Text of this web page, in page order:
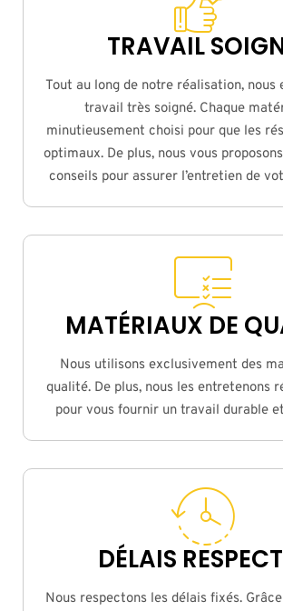
TRAVAIL
Tout au long de notre réalisation, nous
travail très soigné. Chaque
minutieusement choisi pour que les
optimaux. De plus, nous vous
conseils pour assurer l’entretien de
MATÉRIAUX DE
Nous utilisons exclusivement des
qualité. De plus, nous les entretenons
pour vous fournir un travail durable
DÉLAIS
Nous respectons les délais fixés.